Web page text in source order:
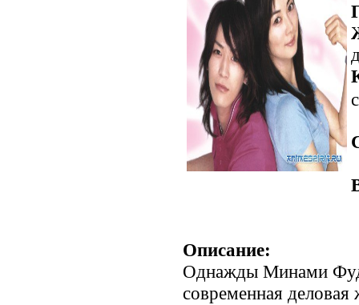
Описание:
Однажды Минами
современная